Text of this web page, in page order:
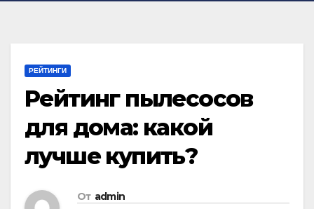
РЕЙТИНГИ
Рейтинг пылесосов
для дома: какой
лучше купить?
От admin